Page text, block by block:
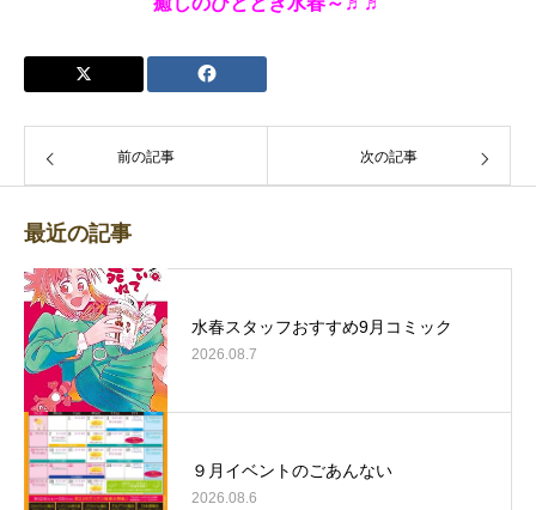
前の記事 次の記事
最近の記事
水春スタッフおすすめ9月コミック
2026.08.7
９月イベントのごあんない
2026.08.6